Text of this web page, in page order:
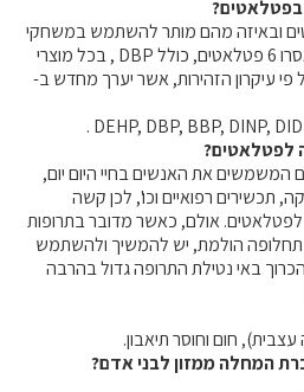
ובאיזה מהם מותר להשתמש במשחקי
DBP , בכל מוצרי
עיקרון הזהירות, אשר יערך מחדש ב-
DEHP, DBP, BBP, DINP,
.
המשמשים את האנשים בחיי היום יום,
תכשירים רפואיים וכו', לכן קשה
אולם, כאשר מדובר בתרופות
תחלופה הולמת, יש להמשיך ולהשתמש
באי נטילת התרופה גדול בהרבה
חום וחוסר תיאבון.